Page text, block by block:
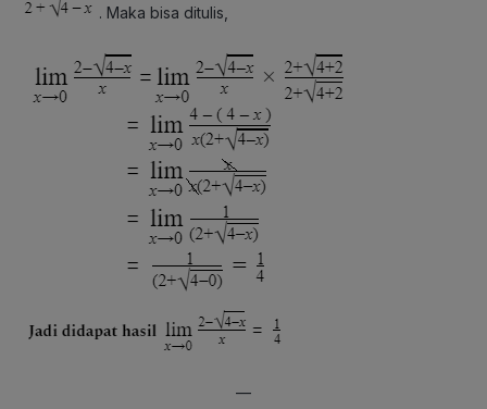
. Maka bisa ditulis,
—